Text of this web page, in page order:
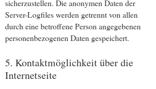
sicherzustellen. Die anonymen Daten der
Server-Logfiles werden getrennt von allen
durch eine betroffene Person angegebenen
personenbezogenen Daten gespeichert.
5. Kontaktmöglichkeit über die
Internetseite